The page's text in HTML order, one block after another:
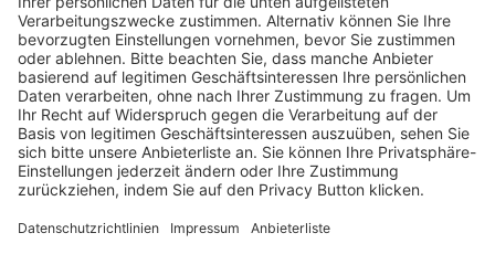
Schulungsangebot Vereinsmitarbeiter
BFV-Geschäftsstellen
Trainerbörse
Login SpielPlus
FOLGE DEM BFV